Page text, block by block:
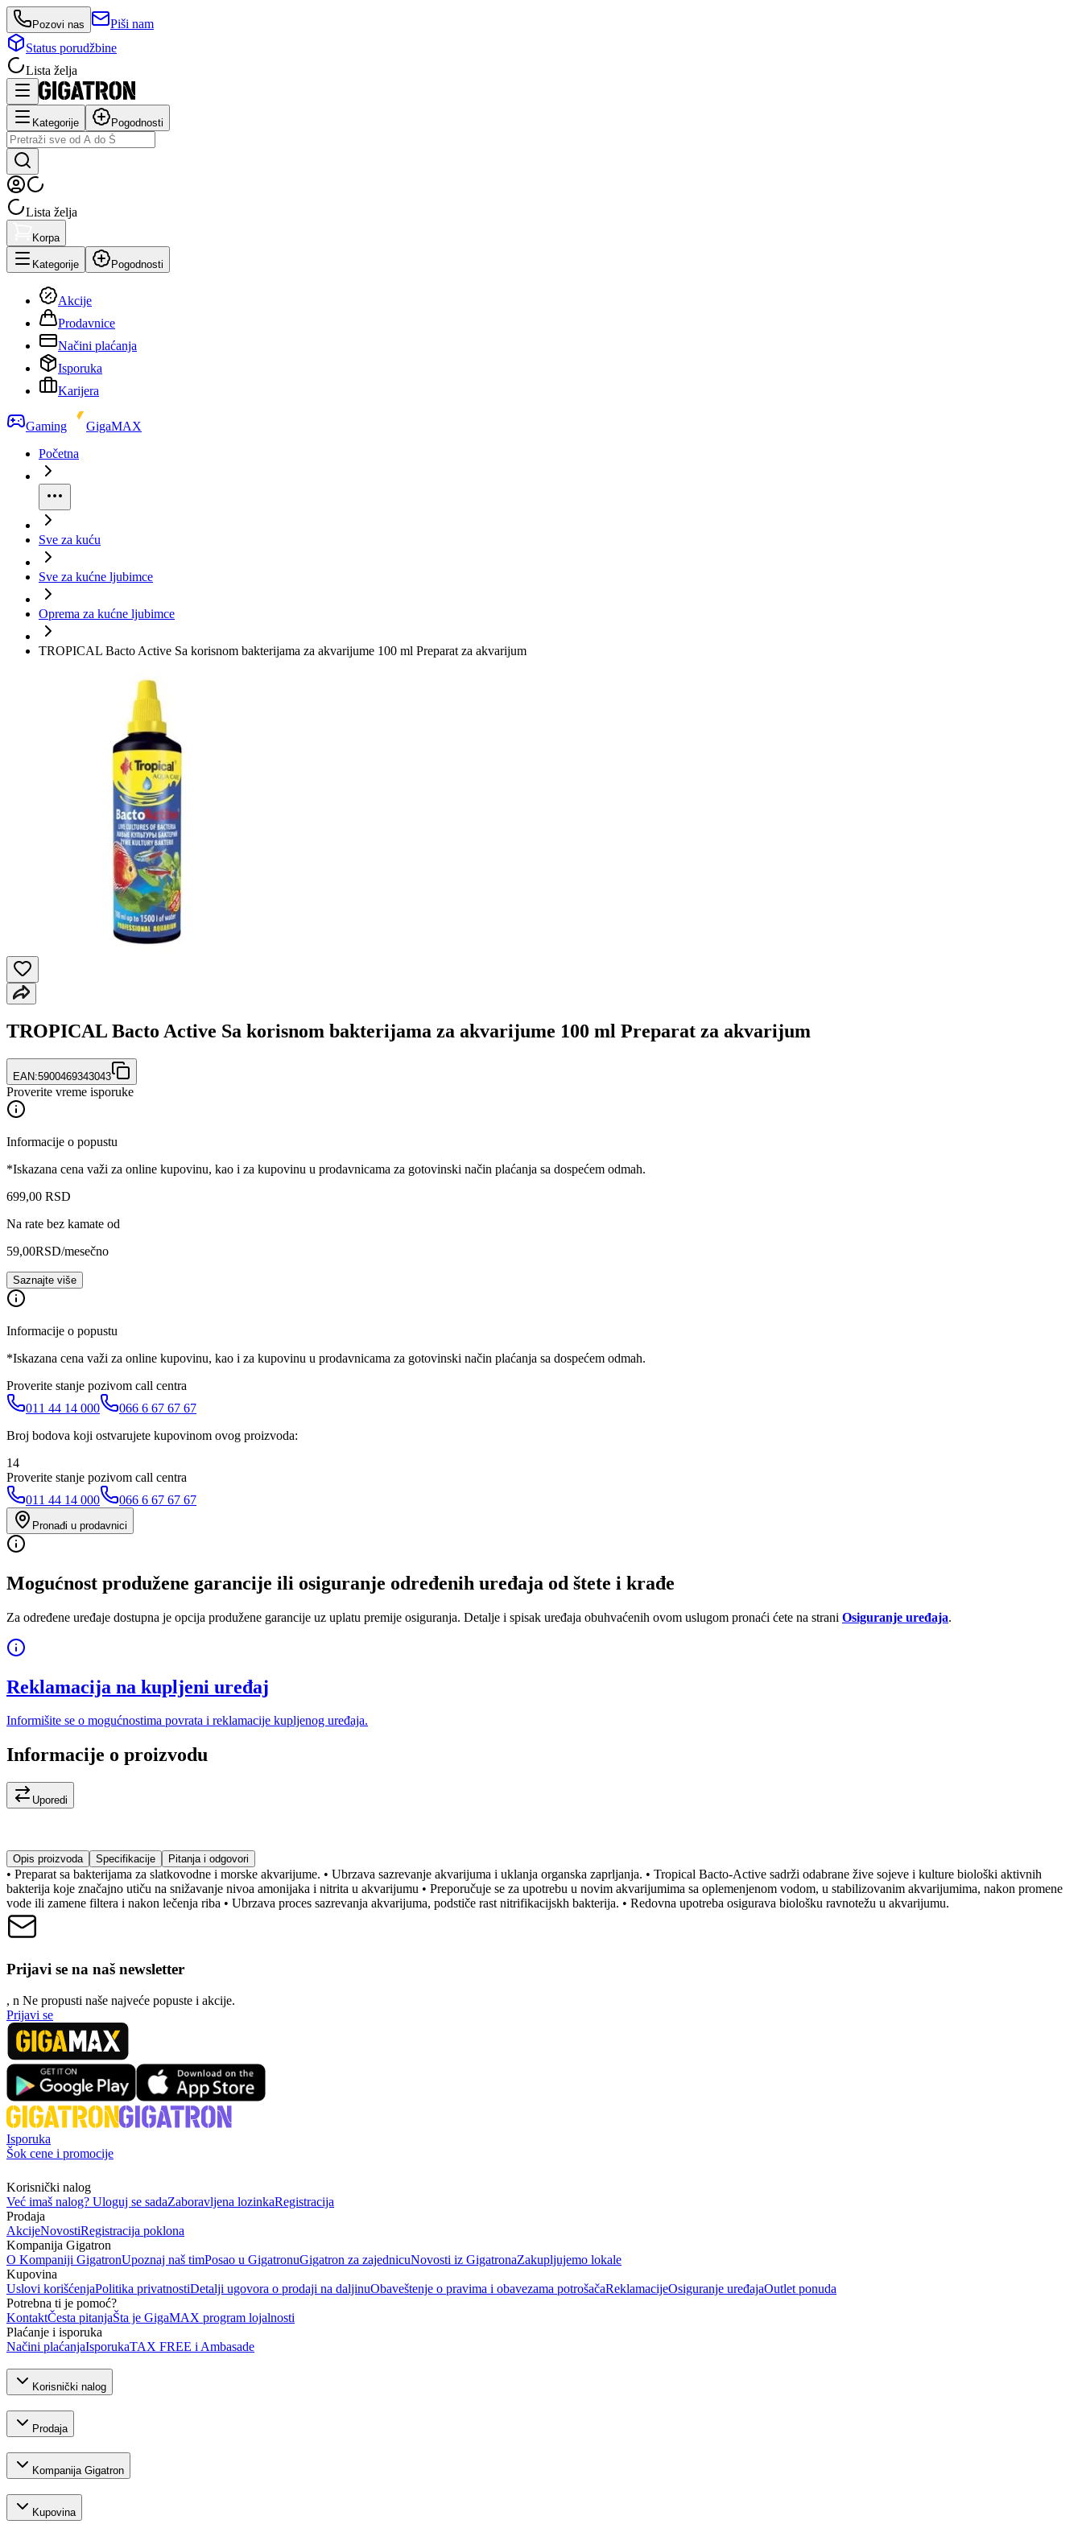
Pozovi nas
Piši nam
Status porudžbine
Lista želja
Kategorije Pogodnosti
Lista želja
Korpa
Kategorije Pogodnosti
Akcije
Prodavnice
Načini plaćanja
Isporuka
Karijera
Gaming
GigaMAX
Početna
Sve za kuću
Sve za kućne ljubimce
Oprema za kućne ljubimce
TROPICAL Bacto Active Sa korisnom bakterijama za akvarijume 100 ml Preparat za akvarijum
TROPICAL Bacto Active Sa korisnom bakterijama za akvarijume 100 ml Preparat za akvarijum
EAN:5900469343043
Proverite vreme isporuke
Informacije o popustu
*Iskazana cena važi za online kupovinu, kao i za kupovinu u prodavnicama za gotovinski način plaćanja sa dospećem odmah.
699,00 RSD
Na rate bez kamate od
59,00RSD/mesečno
Saznajte više
Informacije o popustu
*Iskazana cena važi za online kupovinu, kao i za kupovinu u prodavnicama za gotovinski način plaćanja sa dospećem odmah.
Proverite stanje pozivom call centra
011 44 14 000
066 6 67 67 67
Broj bodova koji ostvarujete kupovinom ovog proizvoda:
14
Proverite stanje pozivom call centra
011 44 14 000
066 6 67 67 67
Pronađi u prodavnici
Mogućnost produžene garancije ili osiguranje određenih uređaja od štete i krađe
Za određene uređaje dostupna je opcija produžene garancije uz uplatu premije osiguranja. Detalje i spisak uređaja obuhvaćenih ovom uslugom pronaći ćete na strani Osiguranje uređaja.
Reklamacija na kupljeni uređaj
Informišite se o mogućnostima povrata i reklamacije kupljenog uređaja.
Informacije o proizvodu
Uporedi
Opis proizvoda Specifikacije Pitanja i odgovori
• Preparat sa bakterijama za slatkovodne i morske akvarijume. • Ubrzava sazrevanje akvarijuma i uklanja organska zaprljanja. • Tropical Bacto-Active sadrži odabrane žive sojeve i kulture biološki aktivnih
bakterija koje značajno utiču na snižavanje nivoa amonijaka i nitrita u akvarijumu • Preporučuje se za upotrebu u novim akvarijumima sa oplemenjenom vodom, u stabilizovanim akvarijumima, nakon promene
vode ili zamene filtera i nakon lečenja riba • Ubrzava proces sazrevanja akvarijuma, podstiče rast nitrifikacijskh bakterija. • Redovna upotreba osigurava biološku ravnotežu u akvarijumu.
Prijavi se na naš newsletter
, n Ne propusti naše najveće popuste i akcije.
Prijavi se
Isporuka
Šok cene i promocije
Korisnički nalog
Već imaš nalog? Uloguj se sadaZaboravljena lozinkaRegistracija
Prodaja
AkcijeNovostiRegistracija poklona
Kompanija Gigatron
O Kompaniji GigatronUpoznaj naš timPosao u GigatronuGigatron za zajednicuNovosti iz GigatronaZakupljujemo lokale
Kupovina
Uslovi korišćenjaPolitika privatnostiDetalji ugovora o prodaji na daljinuObaveštenje o pravima i obavezama potrošačaReklamacijeOsiguranje uređajaOutlet ponuda
Potrebna ti je pomoć?
KontaktČesta pitanjaŠta je GigaMAX program lojalnosti
Plaćanje i isporuka
Načini plaćanjaIsporukaTAX FREE i Ambasade
Korisnički nalog
Prodaja
Kompanija Gigatron
Kupovina